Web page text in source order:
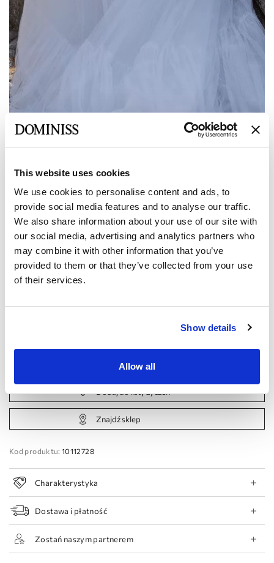
This website uses cookies
We use cookies to personalise content and ads, to
provide social media features and to analyse our traffic.
We also share information about your use of our site with
our social media, advertising and analytics partners who
may combine it with other information that you’ve
provided to them or that they’ve collected from your use
of their services.
Show details
Allow all
Poprzedni
DOMINISS
SKY
Rozmiar: Tabela rozmiarów
Europejski: 34 EU
Umów się na wizytę
Dodaj do listy życzeń
Znajdź sklep
Kod produktu: 10112728
Charakterystyka
Dostawa i płatność
Zostań naszym partnerem